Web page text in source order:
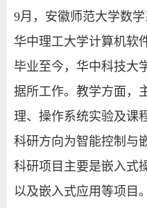
9月，安徽师范大学数学
华中理工大学计算机软
毕业至今，华中科技大
据所工作。教学方面，
理、操作系统实验及课
科研方向为智能控制与
科研项目主要是嵌入式
以及嵌入式应用等项目。